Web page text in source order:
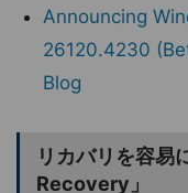
Announcing
26120.4230
Blog
リカバリを容
Recovery」